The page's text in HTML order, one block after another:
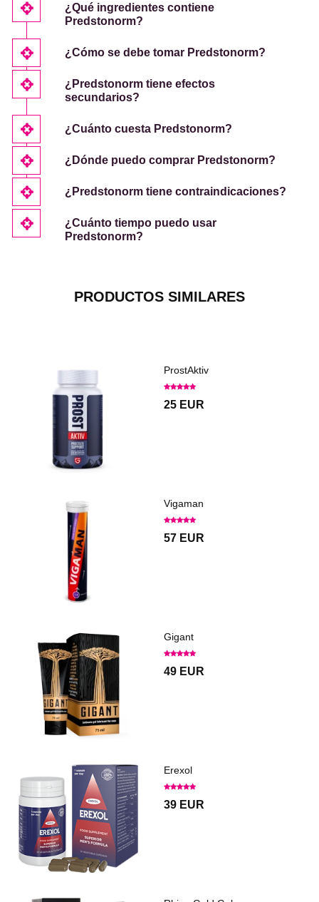
¿Qué ingredientes contiene
Predstonorm?
¿Cómo se debe tomar Predstonorm?
¿Predstonorm tiene efectos
secundarios?
¿Cuánto cuesta Predstonorm?
¿Dónde puedo comprar Predstonorm?
¿Predstonorm tiene contraindicaciones?
¿Cuánto tiempo puedo usar
Predstonorm?
PRODUCTOS SIMILARES
ProstAktiv
25 EUR
Vigaman
57 EUR
Gigant
49 EUR
Erexol
39 EUR